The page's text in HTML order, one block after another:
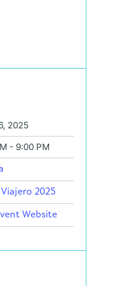
2025
- 9:00 PM
2025
Website